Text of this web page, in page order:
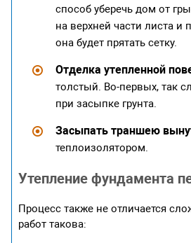
способ уберечь дом от
на верхней части листа
она будет прятать сетку.
Отделка утепленной
толстый. Во-первых, так
при засыпке грунта.
Засыпать траншею
теплоизолятором.
Утепление фундамента
Процесс также не отличается
работ такова: